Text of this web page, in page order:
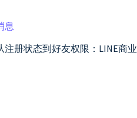
息
注册状态到好友权限：LINE商